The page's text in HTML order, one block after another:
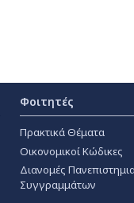
Φοιτητές
Πρακτικά Θέματα
Οικονομικοί Κώδικες
Διανομές
Συγγραμμάτων